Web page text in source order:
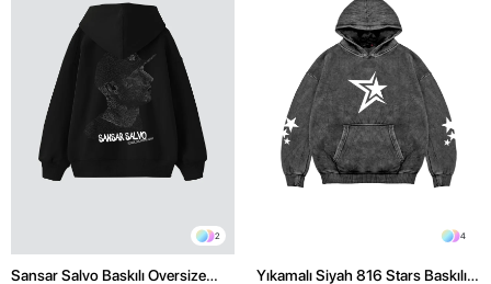
2
Sansar Salvo Baskılı Oversize
4
Yıkamalı Siyah 816 Stars Baskılı